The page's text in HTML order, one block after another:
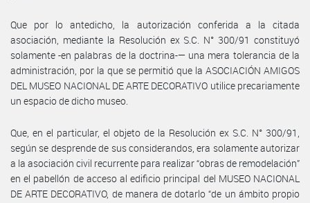
Que por lo antedicho, la autorización conferida a la citada
asociación, mediante la Resolución ex S.C. N° 300/91 constituyó
solamente -en palabras de la doctrina-— una mera tolerancia de la
administración, por la que se permitió que la ASOCIACIÓN AMIGOS
DEL MUSEO NACIONAL DE ARTE DECORATIVO utilice precariamente
un espacio de dicho museo.
Que, en el particular, el objeto de la Resolución ex S.C. N° 300/91,
según se desprende de sus considerandos, era solamente autorizar
a la asociación civil recurrente para realizar “obras de remodelación”
en el pabellón de acceso al edificio principal del MUSEO NACIONAL
DE ARTE DECORATIVO, de manera de dotarlo “de un ámbito propio